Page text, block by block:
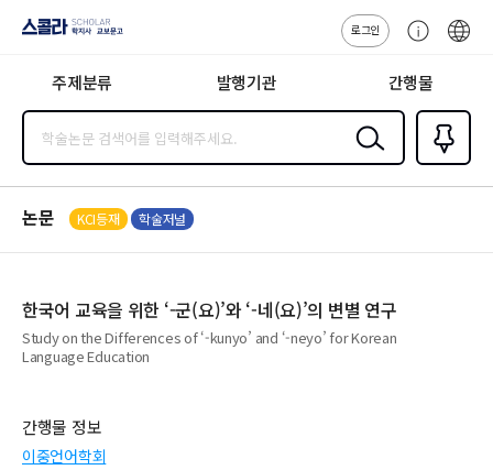
지사·교보문고
로그인
센
주제분류 발행기관 간행물
검색
즐겨찾
기0
논문 KCI등재 학술저널
한국어 교육을 위한 ‘-군(요)’와 ‘-네(요)’의 변별 연구
Study on the Differences of ‘-kunyo’ and ‘-neyo’ for Korean
Language Education
간행물 정보
이중언어학회